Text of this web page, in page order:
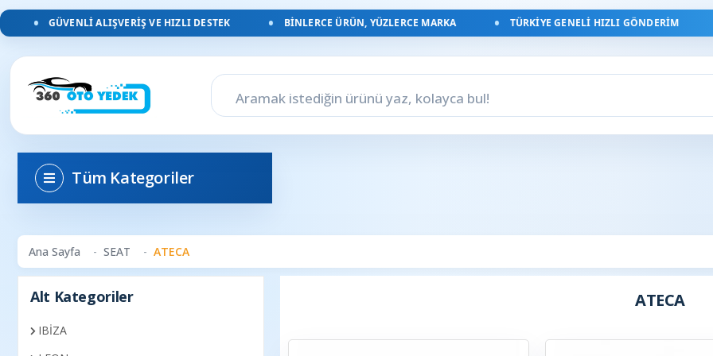
GÜVENLI ALIŞVERIŞ VE HIZLI DESTEK BINLERCE ÜRÜN, YÜZLERCE MARKA TÜRKIYE GENELI HIZLI GÖNDERIM
Tüm Kategoriler
Ana Sayfa SEAT ATECA
Alt Kategoriler
IBİZA
ATECA